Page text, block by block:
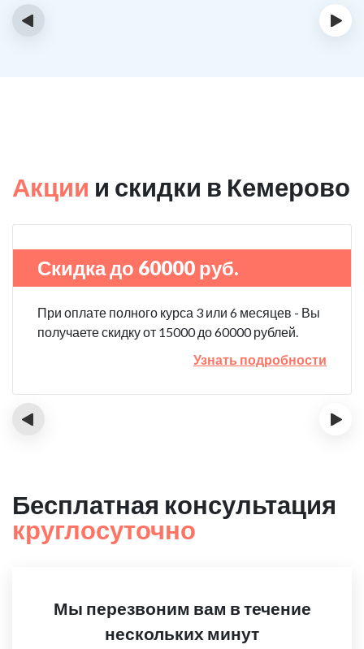
‹ ›
Акции и скидки в Кемерово
Скидка до 60000 руб.
При оплате полного курса 3 или 6 месяцев - Вы
получаете скидку от 15000 до 60000 рублей.
Узнать подробности
‹ ›
Бесплатная консультация
круглосуточно
Мы перезвоним вам в течение
нескольких минут